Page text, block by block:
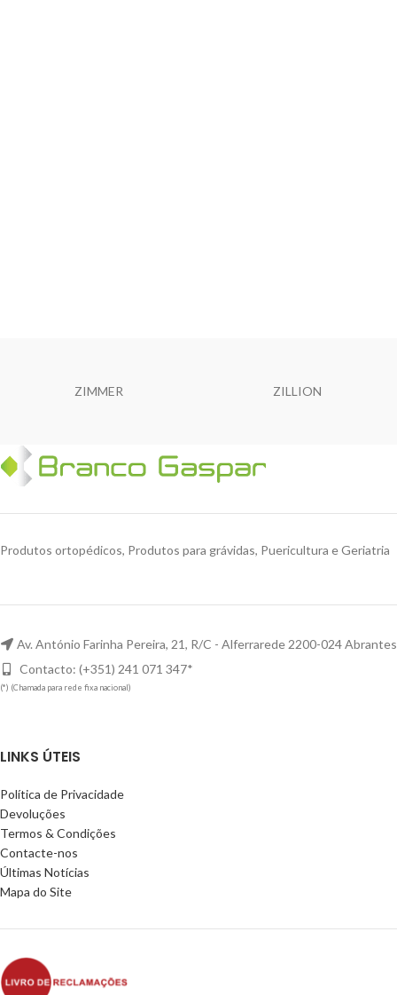
ZIMMER ZILLION
Produtos ortopédicos, Produtos para grávidas, Puericultura e Geriatria
Av. António Farinha Pereira, 21, R/C - Alferrarede 2200-024 Abrantes
Contacto: (+351) 241 071 347*
(*) (Chamada para rede fixa nacional)
LINKS ÚTEIS
Política de Privacidade
Devoluções
Termos & Condições
Contacte-nos
Últimas Notícias
Mapa do Site